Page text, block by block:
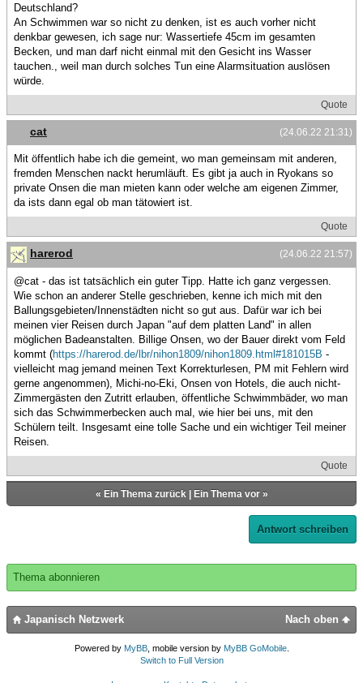
Deutschland?
An Schwimmen war so nicht zu denken, ist es auch vorher nicht
denkbar gewesen, ich sage nur: Wassertiefe 45cm im gesamten
Becken, und man darf nicht einmal mit den Gesicht ins Wasser
tauchen., weil man durch solches Tun eine Alarmsituation auslösen
würde.
Quote
(24.06.22 21:31)
cat
Mit öffentlich habe ich die gemeint, wo man gemeinsam mit anderen,
fremden Menschen nackt herumläuft. Es gibt ja auch in Ryokans so
private Onsen die man mieten kann oder welche am eigenen Zimmer,
da ists dann egal ob man tätowiert ist.
Quote
(24.06.22 21:57)
harerod
@cat - das ist tatsächlich ein guter Tipp. Hatte ich ganz vergessen.
Wie schon an anderer Stelle geschrieben, kenne ich mich mit den
Ballungsgebieten/Innenstädten nicht so gut aus. Dafür war ich bei
meinen vier Reisen durch Japan "auf dem platten Land" in allen
möglichen Badeanstalten. Billige Onsen, wo der Bauer direkt vom Feld
kommt (https://harerod.de/lbr/nihon1809/nihon1809.html#181015B -
vielleicht mag jemand meinen Text Korrekturlesen, PM mit Fehlern wird
gerne angenommen), Michi-no-Eki, Onsen von Hotels, die auch nicht-
Zimmergästen den Zutritt erlauben, öffentliche Schwimmbäder, wo man
sich das Schwimmerbecken auch mal, wie hier bei uns, mit den
Schülern teilt. Insgesamt eine tolle Sache und ein wichtiger Teil meiner
Reisen.
Quote
« Ein Thema zurück| Ein Thema vor»
Antwort schreiben
Thema abonnieren
Nach oben
Japanisch Netzwerk
Powered by MyBB, mobile version by MyBB GoMobile.
Switch to Full Version